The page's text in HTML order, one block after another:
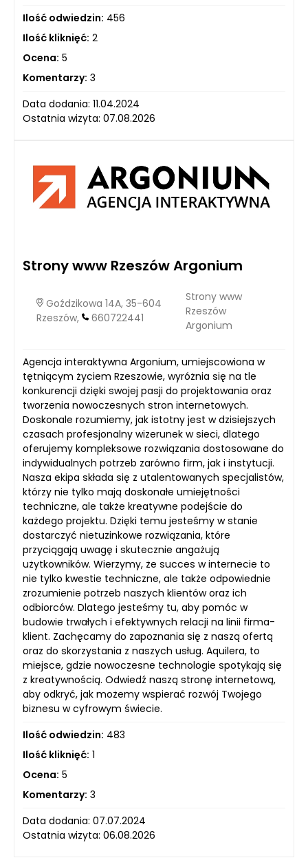
Ilość odwiedzin: 456
Ilość kliknięć: 2
Ocena: 5
Komentarzy: 3
Data dodania: 11.04.2024
Ostatnia wizyta: 07.08.2026
Strony www Rzeszów Argonium
Goździkowa 14A, 35-604
Rzeszów,
660722441
Strony www
Rzeszów
Argonium
Agencja interaktywna Argonium, umiejscowiona w
tętniącym życiem Rzeszowie, wyróżnia się na tle
konkurencji dzięki swojej pasji do projektowania oraz
tworzenia nowoczesnych stron internetowych.
Doskonale rozumiemy, jak istotny jest w dzisiejszych
czasach profesjonalny wizerunek w sieci, dlatego
oferujemy kompleksowe rozwiązania dostosowane do
indywidualnych potrzeb zarówno firm, jak i instytucji.
Nasza ekipa składa się z utalentowanych specjalistów,
którzy nie tylko mają doskonałe umiejętności
techniczne, ale także kreatywne podejście do
każdego projektu. Dzięki temu jesteśmy w stanie
dostarczyć nietuzinkowe rozwiązania, które
przyciągają uwagę i skutecznie angażują
użytkowników. Wierzymy, że succes w internecie to
nie tylko kwestie techniczne, ale także odpowiednie
zrozumienie potrzeb naszych klientów oraz ich
odbiorców. Dlatego jesteśmy tu, aby pomóc w
budowie trwałych i efektywnych relacji na linii firma-
klient. Zachęcamy do zapoznania się z naszą ofertą
oraz do skorzystania z naszych usług. Aquilera, to
miejsce, gdzie nowoczesne technologie spotykają się
z kreatywnością. Odwiedź naszą stronę internetową,
aby odkryć, jak możemy wspierać rozwój Twojego
biznesu w cyfrowym świecie.
Ilość odwiedzin: 483
Ilość kliknięć: 1
Ocena: 5
Komentarzy: 3
Data dodania: 07.07.2024
Ostatnia wizyta: 06.08.2026